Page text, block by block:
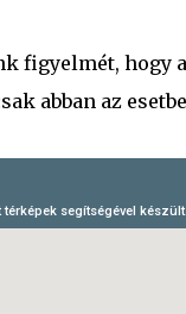
figyelmét, hogy a
abban az